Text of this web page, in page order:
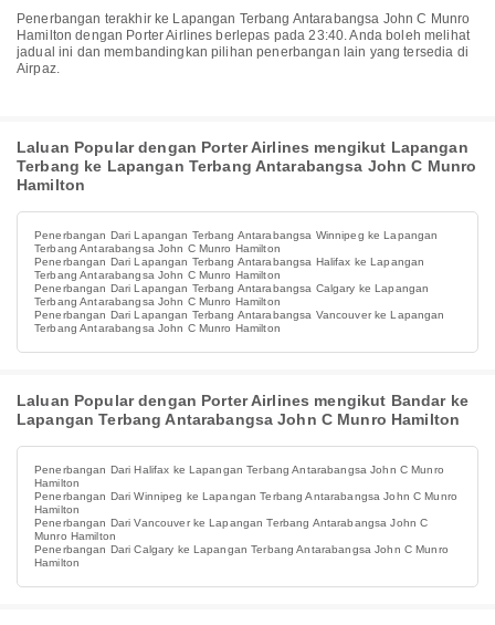
Penerbangan terakhir ke Lapangan Terbang Antarabangsa John C Munro
Hamilton dengan Porter Airlines berlepas pada 23:40. Anda boleh melihat
jadual ini dan membandingkan pilihan penerbangan lain yang tersedia di
Airpaz.
Laluan Popular dengan Porter Airlines mengikut Lapangan
Terbang ke Lapangan Terbang Antarabangsa John C Munro
Hamilton
Penerbangan Dari Lapangan Terbang Antarabangsa Winnipeg ke Lapangan
Terbang Antarabangsa John C Munro Hamilton
Penerbangan Dari Lapangan Terbang Antarabangsa Halifax ke Lapangan
Terbang Antarabangsa John C Munro Hamilton
Penerbangan Dari Lapangan Terbang Antarabangsa Calgary ke Lapangan
Terbang Antarabangsa John C Munro Hamilton
Penerbangan Dari Lapangan Terbang Antarabangsa Vancouver ke Lapangan
Terbang Antarabangsa John C Munro Hamilton
Laluan Popular dengan Porter Airlines mengikut Bandar ke
Lapangan Terbang Antarabangsa John C Munro Hamilton
Penerbangan Dari Halifax ke Lapangan Terbang Antarabangsa John C Munro
Hamilton
Penerbangan Dari Winnipeg ke Lapangan Terbang Antarabangsa John C Munro
Hamilton
Penerbangan Dari Vancouver ke Lapangan Terbang Antarabangsa John C
Munro Hamilton
Penerbangan Dari Calgary ke Lapangan Terbang Antarabangsa John C Munro
Hamilton